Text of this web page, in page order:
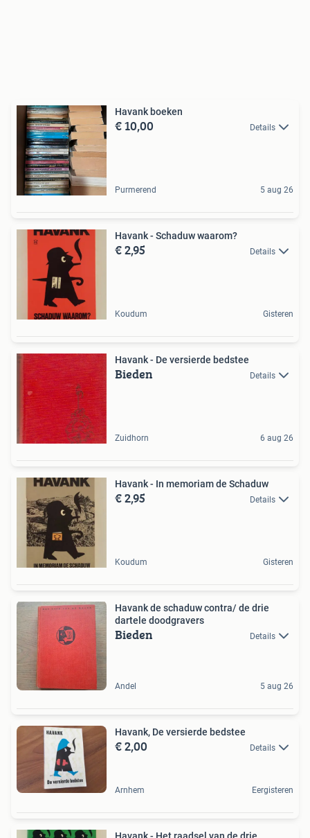
Havank boeken
€ 10,00 Details
Purmerend 5 aug 26
Havank - Schaduw waarom?
€ 2,95 Details
Koudum Gisteren
Havank - De versierde bedstee
Bieden Details
Zuidhorn 6 aug 26
Havank - In memoriam de Schaduw
€ 2,95 Details
Koudum Gisteren
Havank de schaduw contra/ de drie
dartele doodgravers
Bieden Details
Andel 5 aug 26
Havank, De versierde bedstee
€ 2,00 Details
Arnhem Eergisteren